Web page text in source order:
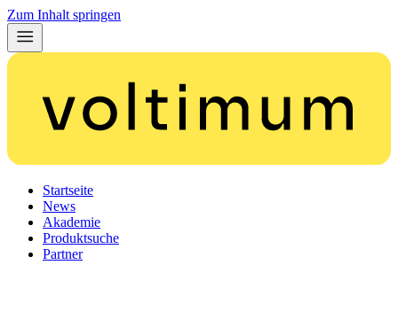
Zum Inhalt springen
Startseite
News
Akademie
Produktsuche
Partner